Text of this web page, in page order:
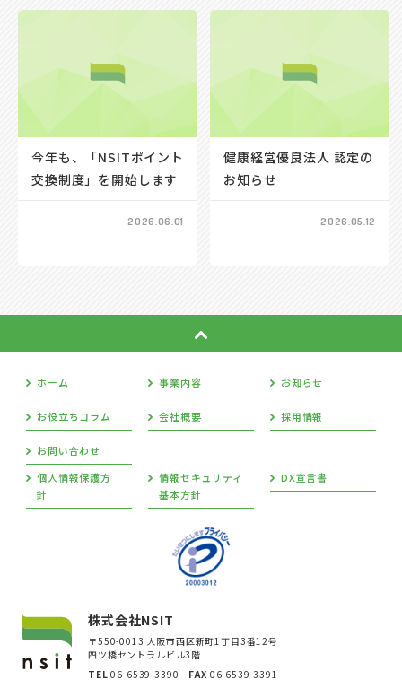
今年も、「NSITポイント
交換制度」を開始します
2026.06.01
健康経営優良法人 認定の
お知らせ
2026.05.12
ホーム 事業内容 お知らせ
お役立ちコラム 会社概要 採用情報
お問い合わせ
個人情報保護方
針
情報セキュリティ
基本方針
DX宣言書
株式会社NSIT
〒550-0013 大阪市西区新町1丁目3番12号
四ツ橋セントラルビル3階
TEL 06-6539-3390 FAX 06-6539-3391